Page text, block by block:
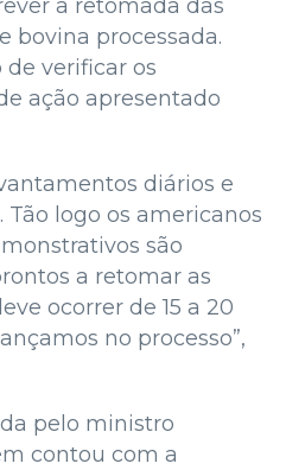
a retomada das
bovina processada.
de verificar os
ação apresentado
diários e
logo os americanos
são
a retomar as
ocorrer de 15 a 20
no processo”,
pelo ministro
contou com a